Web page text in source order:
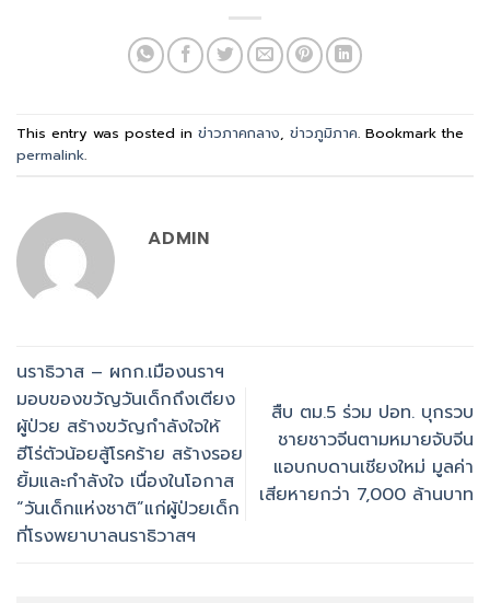
This entry was posted in ข่าวภาคกลาง, ข่าวภูมิภาค. Bookmark the
permalink.
ADMIN
นราธิวาส – ผกก.เมืองนราฯ
มอบของขวัญวันเด็กถึงเตียง
ผู้ป่วย สร้างขวัญกำลังใจให้
ฮีโร่ตัวน้อยสู้โรคร้าย สร้างรอย
ยิ้มและกำลังใจ เนื่องในโอกาส
“วันเด็กแห่งชาติ”แก่ผู้ป่วยเด็ก
ที่โรงพยาบาลนราธิวาสฯ
สืบ ตม.5 ร่วม ปอท. บุกรวบ
ชายชาวจีนตามหมายจับจีน
แอบกบดานเชียงใหม่ มูลค่า
เสียหายกว่า 7,000 ล้านบาท